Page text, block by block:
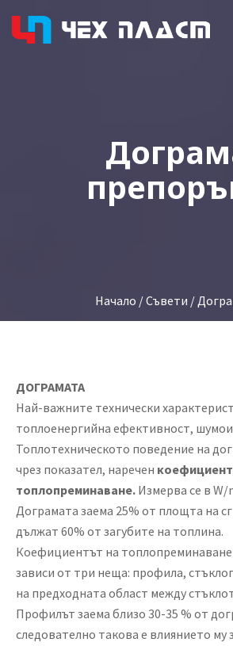
Начало /Съвети /
ДОГРАМАТА
Най-важните технически
топлоенергийна ефективност,
Топлотехническото поведение на
чрез показател, наречен
топлопреминаване. Измерва се в W/
Дограмата заема 25% от площта на
дължат 60% от загубите на топлина.
Коефициентът на
зависи от три неща: профила,
на предходната област между
Профилът заема близо 30-35 % от
следователно такова е влиянието му